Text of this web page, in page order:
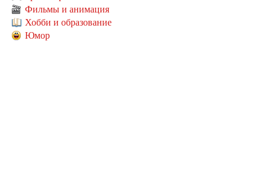
Фильмы и анимация
Хобби и образование
Юмор